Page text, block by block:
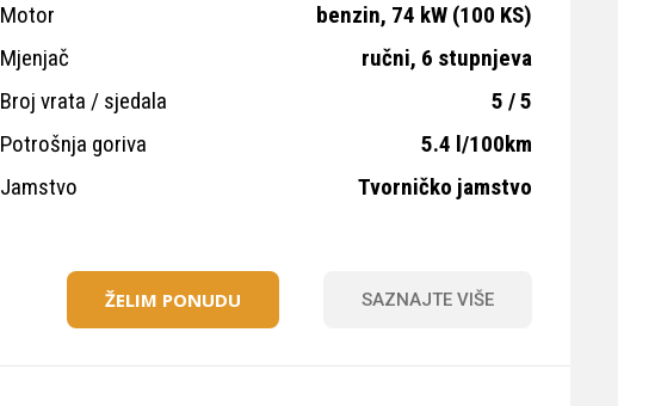
Motor
benzin, 74 kW (100 KS)
Mjenjač
ručni, 6 stupnjeva
Broj vrata / sjedala
5 / 5
Potrošnja goriva
5.4 l/100km
Jamstvo
Tvorničko jamstvo
ŽELIM PONUDU SAZNAJTE VIŠE